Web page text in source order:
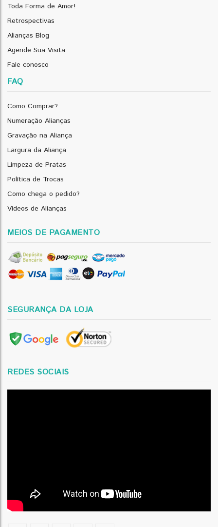
Toda Forma de Amor!
Retrospectivas
Alianças Blog
Agende Sua Visita
Fale conosco
FAQ
Como Comprar?
Numeração Alianças
Gravação na Aliança
Largura da Aliança
Limpeza de Pratas
Política de Trocas
Como chega o pedido?
Vídeos de Alianças
MEIOS DE PAGAMENTO
SEGURANÇA DA LOJA
REDES SOCIAIS